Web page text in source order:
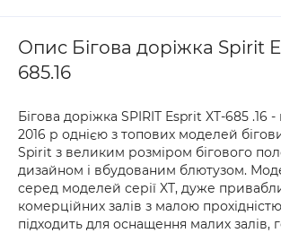
Опис Бігова доріжка Spirit
685.16
Бігова доріжка SPIRIT Esprit XT-685 .16 -
2016 р однією з топових моделей
Spirit з великим розміром бігового
дизайном і вбудованим блютузом.
серед моделей серії XT, дуже
комерційних залів з малою
підходить для оснащення малих залів,